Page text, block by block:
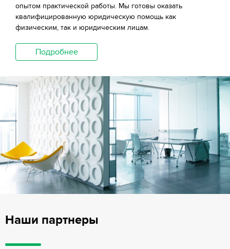
опытом практической работы. Мы готовы оказать
квалифицированную юридическую помощь как
физическим, так и юридическим лицам.
Подробнее
Наши партнеры